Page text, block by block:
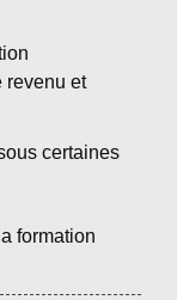
revenu et
certaines
formation